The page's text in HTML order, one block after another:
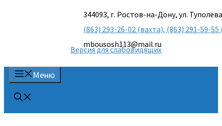
344093, г. Ростов-на-Дону, ул.
(863) 293-26-02 (вахта), (863) 291-59-
mbousosh113@mail.ru
Версия для слабовидящих
Меню